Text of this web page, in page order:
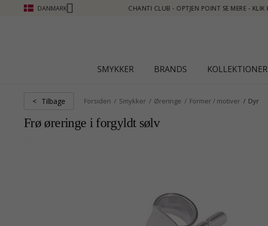
DANMARK
SE MERE - KLIK HER
SMYKKER BRANDS KOLLEKTIONER
< Tilbage Forsiden Smykker Øreringe Former / motiver Dyr
Frø øreringe i forgyldt sølv